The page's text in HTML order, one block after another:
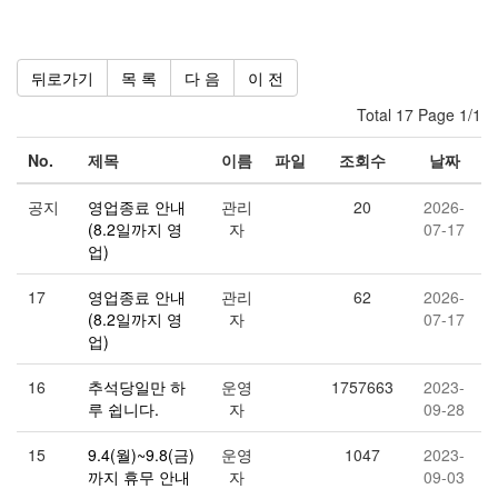
뒤로가기 목 록 다 음
이 전
Total 17 Page 1/1
No. 제목 이름 파일 조회수 날짜
공지
영업종료 안내
(8.2일까지 영
업)
관리
자
20
2026-
07-17
17
영업종료 안내
(8.2일까지 영
업)
관리
자
62
2026-
07-17
16
추석당일만 하
루 쉽니다.
운영
자
1757663
2023-
09-28
15
9.4(월)~9.8(금)
까지 휴무 안내
운영
자
1047
2023-
09-03